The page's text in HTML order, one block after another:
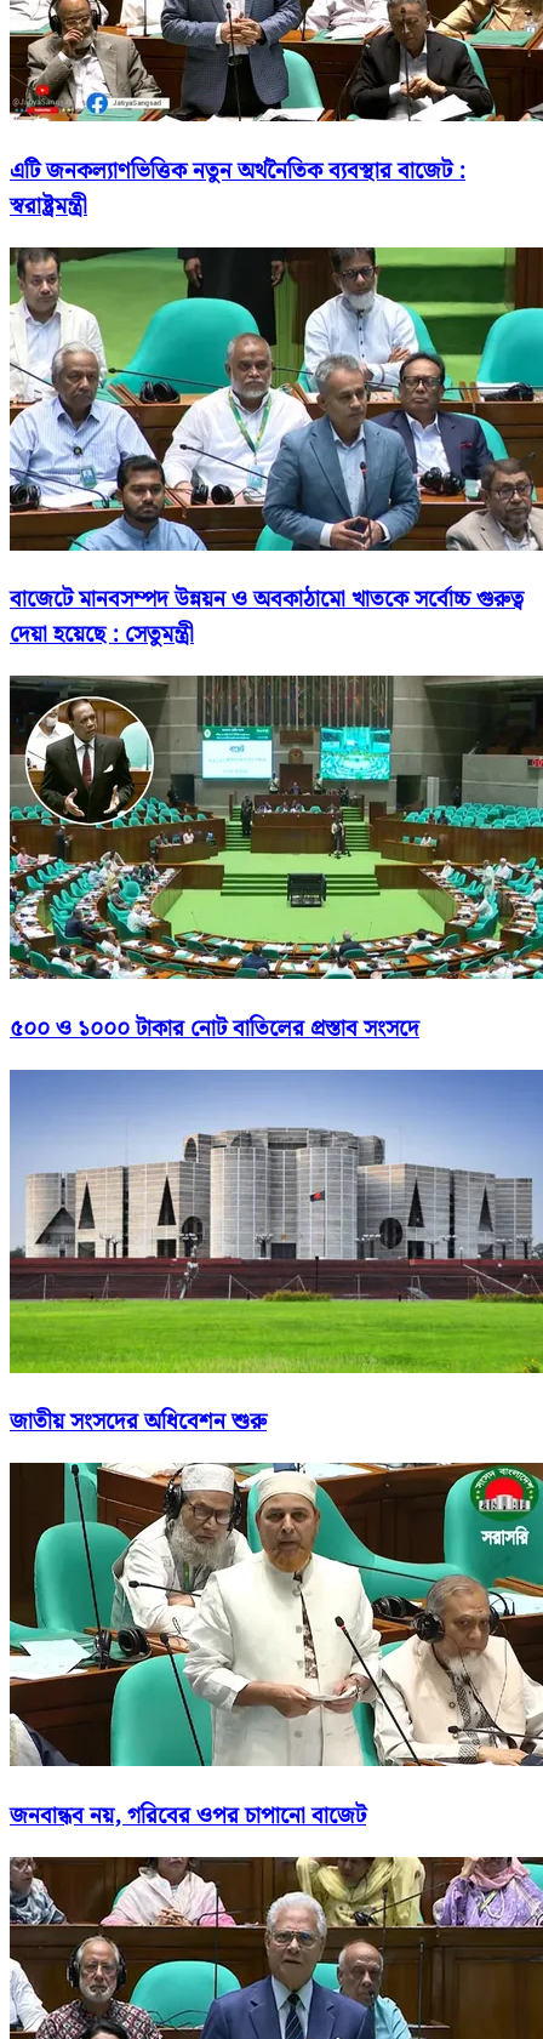
এটি জনকল্যাণভিত্তিক নতুন অর্থনৈতিক ব্যবস্থার বাজেট :
স্বরাষ্ট্রমন্ত্রী
বাজেটে মানবসম্পদ উন্নয়ন ও অবকাঠামো খাতকে সর্বোচ্চ গুরুত্ব
দেয়া হয়েছে : সেতুমন্ত্রী
৫০০ ও ১০০০ টাকার নোট বাতিলের প্রস্তাব সংসদে
জাতীয় সংসদের অধিবেশন শুরু
জনবান্ধব নয়, গরিবের ওপর চাপানো বাজেট